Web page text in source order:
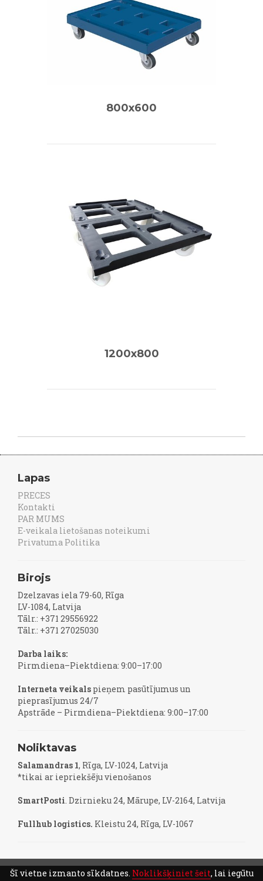
Šī vietne izmanto sīkdatnes. Noklikšķiniet šeit, lai iegūtu
800x600
1200x800
Lapas
PRECES
Kontakti
PAR MUMS
E-veikala lietošanas noteikumi
Privatuma Politika
Birojs
Dzelzavas iela 79-60, Rīga
LV-1084, Latvija
Tālr.: +371 29556922
Tālr.: +371 27025030
Darba laiks:
Pirmdiena–Piektdiena: 9:00–17:00
Interneta veikals pieņem pasūtījumus un
pieprasījumus 24/7
Apstrāde – Pirmdiena–Piektdiena: 9:00–17:00
Noliktavas
Salamandras 1, Rīga, LV-1024, Latvija
*tikai ar iepriekšēju vienošanos
SmartPosti. Dzirnieku 24, Mārupe, LV-2164, Latvija
Fullhub logistics. Kleistu 24, Rīga, LV-1067